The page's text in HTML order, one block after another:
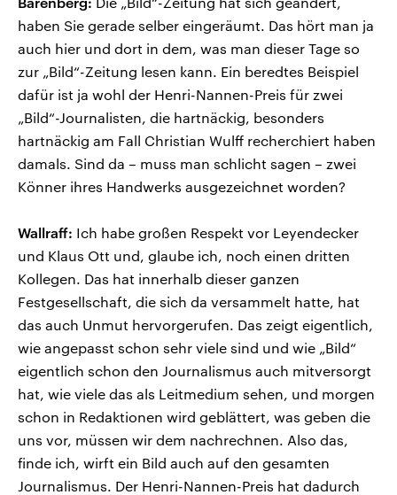
haben Sie gerade selber eingeräumt. Das hört man ja
auch hier und dort in dem, was man dieser Tage so
zur „Bild“-Zeitung lesen kann. Ein beredtes Beispiel
dafür ist ja wohl der Henri-Nannen-Preis für zwei
„Bild“-Journalisten, die hartnäckig, besonders
hartnäckig am Fall Christian Wulff recherchiert haben
damals. Sind da – muss man schlicht sagen – zwei
Könner ihres Handwerks ausgezeichnet worden?
Wallraff: Ich habe großen Respekt vor Leyendecker
und Klaus Ott und, glaube ich, noch einen dritten
Kollegen. Das hat innerhalb dieser ganzen
Festgesellschaft, die sich da versammelt hatte, hat
das auch Unmut hervorgerufen. Das zeigt eigentlich,
wie angepasst schon sehr viele sind und wie „Bild“
eigentlich schon den Journalismus auch mitversorgt
hat, wie viele das als Leitmedium sehen, und morgen
schon in Redaktionen wird geblättert, was geben die
uns vor, müssen wir dem nachrechnen. Also das,
finde ich, wirft ein Bild auch auf den gesamten
Journalismus. Der Henri-Nannen-Preis hat dadurch